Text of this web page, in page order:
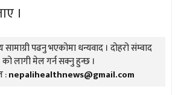
।
पढनु भएकोमा धन्यवाद । दोहरो संम्वाद
को लागी मेल गर्न सक्नु हुन्छ ।
:nepalihealthnews@gmail.com